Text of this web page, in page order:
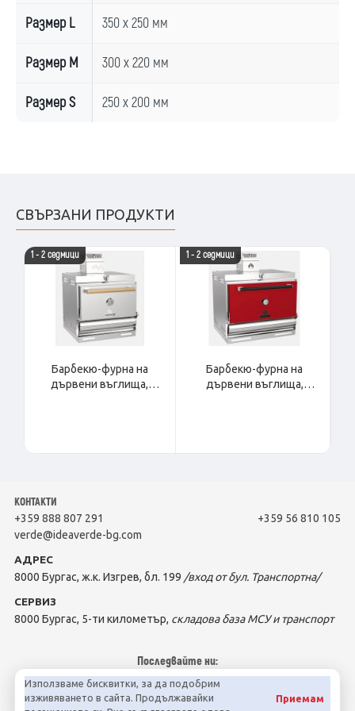
Използваме бисквитки, за да подобрим
изживяването в сайта. Продължавайки
Приемам
Размер L 350 x 250 мм
Размер M 300 x 220 мм
Размер S 250 x 200 мм
СВЪРЗАНИ ПРОДУКТИ
1 - 2 седмици
Барбекю-фурна на
дървени въглища,
1 - 2 седмици
Барбекю-фурна на
дървени въглища,
КОНТАКТИ
+359 888 807 291
+359 56 810 105
verde@ideaverde-bg.com
АДРЕС
8000 Бургас, ж.к. Изгрев, бл. 199 /вход от бул. Транспортна/
СЕРВИЗ
8000 Бургас, 5-ти километър, складова база МСУ и транспорт
Последвайте ни: